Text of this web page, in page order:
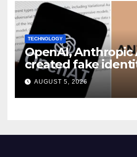
TECHNOLOGY
OpenAI, Anthropic
created fake
during UK cyber
Report
AUGUST 5, 2026